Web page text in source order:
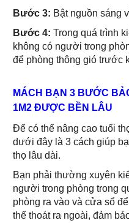
Bước 3: Bật nguồn sáng
Bước 4: Trong quá trình
không có người trong
để phòng thông gió trước
MÁCH BẠN 3 BƯỚC
1M2 ĐƯỢC BỀN LÂU
Để có thể nâng cao tuổi
dưới đây là 3 cách giúp
thọ lâu dài.
Bạn phải thường xuyên
người trong phòng trong
phòng ra vào và cửa sổ
thể thoát ra ngoài, đảm